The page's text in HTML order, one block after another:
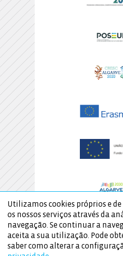
Utilizamos cookies próprios e
os nossos serviços através da
navegação. Se continuar a
aceita a sua utilização. Pode
saber como alterar a